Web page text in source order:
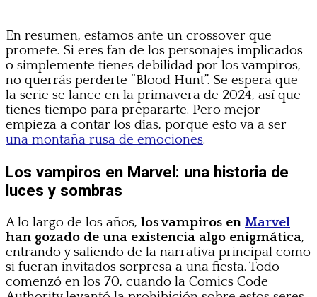
En resumen, estamos ante un crossover que
promete. Si eres fan de los personajes implicados
o simplemente tienes debilidad por los vampiros,
no querrás perderte “Blood Hunt”. Se espera que
la serie se lance en la primavera de 2024, así que
tienes tiempo para prepararte. Pero mejor
empieza a contar los días, porque esto va a ser
una montaña rusa de emociones.
Los vampiros en Marvel: una historia de
luces y sombras
A lo largo de los años, los vampiros en Marvel
han gozado de una existencia algo enigmática,
entrando y saliendo de la narrativa principal como
si fueran invitados sorpresa a una fiesta. Todo
comenzó en los 70, cuando la Comics Code